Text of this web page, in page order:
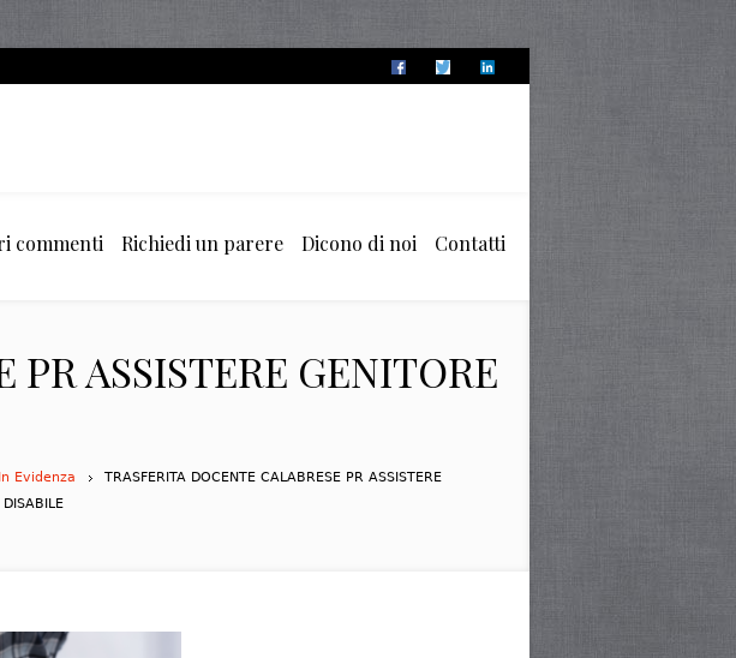
commenti Richiedi un parere Dicono di noi Contatti
ASSISTERE GENITORE
In Evidenza
TRASFERITA DOCENTE CALABRESE PR ASSISTERE